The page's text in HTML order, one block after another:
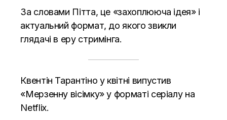
За словами Пітта, це «захоплююча ідея» і
актуальний формат, до якого звикли
глядачі в еру стримінга.
Квентін Тарантіно у квітні випустив
«Мерзенну вісімку» у форматі серіалу на
Netflix.